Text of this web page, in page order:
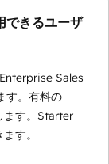
できるユーザ
Sales
す。有料の
ます。Starter
す。